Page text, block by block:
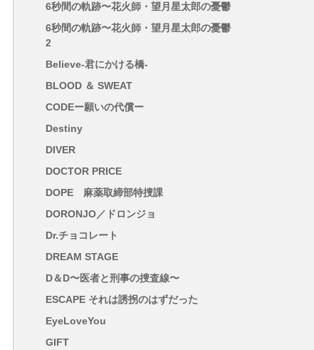
6秒間の軌跡〜花火師・望月星太郎の憂鬱
6秒間の軌跡〜花火師・望月星太郎の憂鬱
2
Believe-君にかける橋-
BLOOD ＆ SWEAT
CODEー願いの代償ー
Destiny
DIVER
DOCTOR PRICE
DOPE 麻薬取締部特捜課
DORONJO／ドロンジョ
Dr.チョコレート
DREAM STAGE
D＆D〜医者と刑事の捜査線〜
ESCAPE それは誘拐のはずだった
EyeLoveYou
GIFT